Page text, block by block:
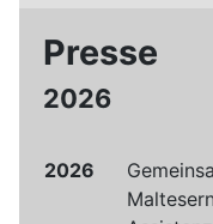
Presse
2026
2026